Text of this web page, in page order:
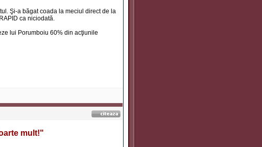
Şi-a băgat coada la meciul direct de la
ca niciodată.
lui Porumboiu 60% din acţiunile
mult!"